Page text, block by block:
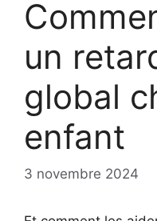
un
global
enfant
3 novembre 2024